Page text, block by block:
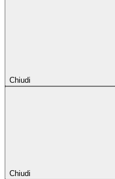
Chiudi
Chiudi